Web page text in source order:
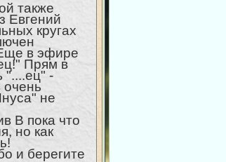
также
Евгений
кругах
в эфире
Прям в
"....ец" -
очень
не
В пока что
но как
и берегите